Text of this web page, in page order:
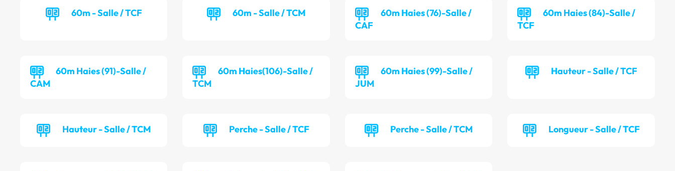
60m - Salle / TCF 60m - Salle / TCM
60m Haies (76)-Salle /
CAF
60m Haies (84)-Salle /
TCF
60m Haies (91)-Salle /
CAM
60m Haies(106)-Salle /
TCM
60m Haies (99)-Salle /
JUM
Hauteur - Salle / TCF
Hauteur - Salle / TCM Perche - Salle / TCF Perche - Salle / TCM Longueur - Salle / TCF